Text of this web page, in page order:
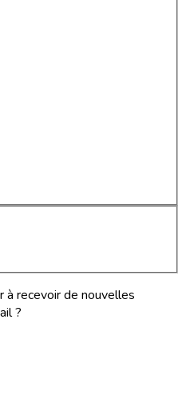
à recevoir de nouvelles
?